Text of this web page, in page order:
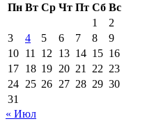
Пн Вт Ср Чт Пт Сб Вс
1
2
3
4 5 6 7 8
9
10 11 12 13 14 15 16
17 18 19 20 21 22 23
24 25 26 27 28 29 30
31
« Июл